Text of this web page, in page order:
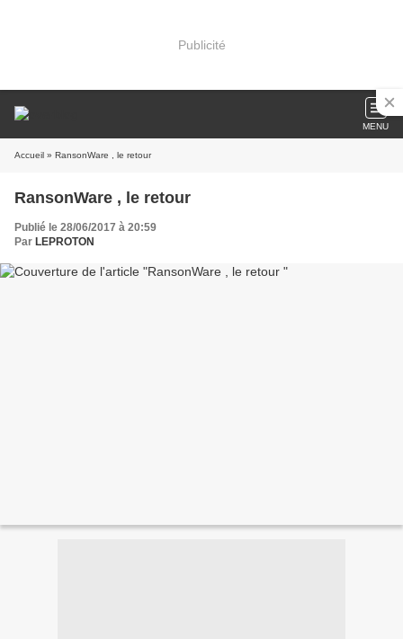
Publicité
MENU
Accueil » RansonWare , le retour
RansonWare , le retour
Publié le 28/06/2017 à 20:59
Par LEPROTON